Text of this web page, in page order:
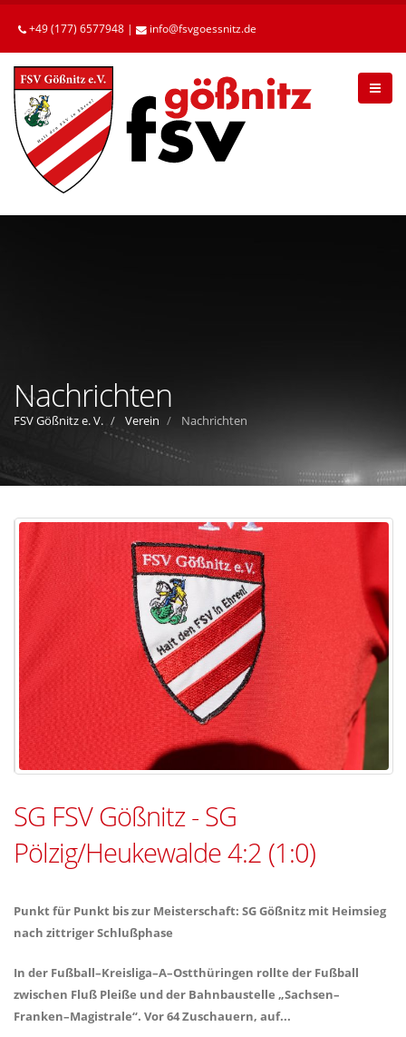
Betätigen
die
Enter-
Taste,
um
zum
Hauptinhalt
gelangen.
+49 (177) 6577948 | info fsvgoessnitz de
Nachrichten
FSV Gößnitz e. V. Verein Nachrichten
SG FSV Gößnitz - SG
Pölzig/Heukewalde 4:2 (1:0)
Punkt für Punkt bis zur Meisterschaft: SG Gößnitz mit Heimsieg
nach zittriger Schlußphase
In der Fußball–Kreisliga–A–Ostthüringen rollte der Fußball
zwischen Fluß Pleiße und der Bahnbaustelle „Sachsen–
Franken–Magistrale“. Vor 64 Zuschauern, auf...